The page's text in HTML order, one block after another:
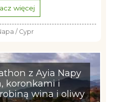
więcej
/ Cypr
z Ayia Napy
koronkami i
wina i oliwy